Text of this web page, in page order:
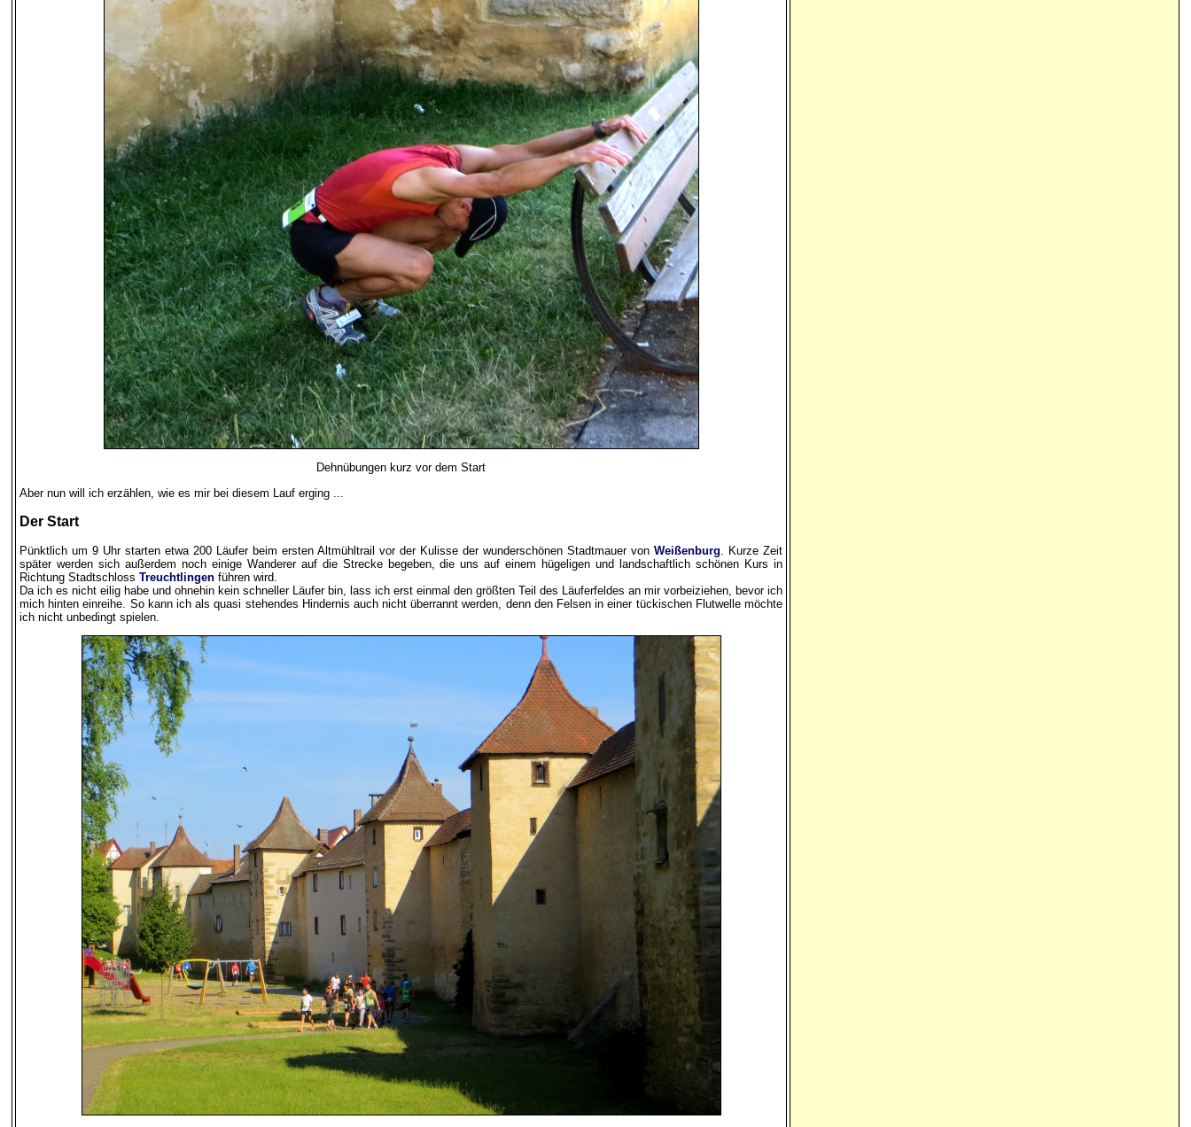
Dehnübungen kurz vor dem Start
Aber nun will ich erzählen, wie es mir bei diesem Lauf erging ...
Der Start
Pünktlich um 9 Uhr starten etwa 200 Läufer beim ersten Altmühltrail vor der Kulisse der wunderschönen Stadtmauer von Weißenburg . Kurze Zeit
später werden sich außerdem noch einige Wanderer auf die Strecke begeben, die uns auf einem hügeligen und landschaftlich schönen Kurs in
Richtung Stadtschloss Treuchtlingen führen wird.
Da ich es nicht eilig habe und ohnehin kein schneller Läufer bin, lass ich erst einmal den größten Teil des Läuferfeldes an mir vorbeiziehen, bevor ich
mich hinten einreihe. So kann ich als quasi stehendes Hindernis auch nicht überrannt werden, denn den Felsen in einer tückischen Flutwelle möchte
ich nicht unbedingt spielen.